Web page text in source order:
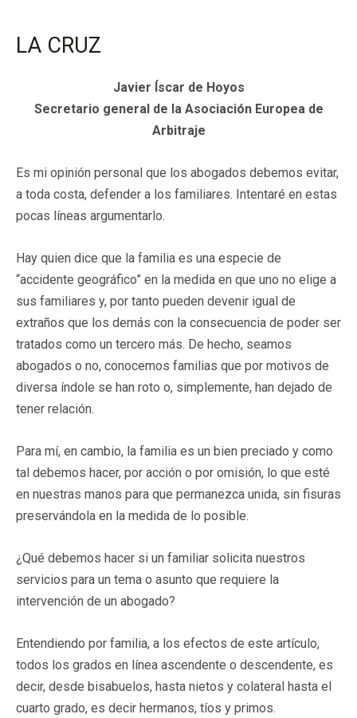
LA CRUZ
Javier Íscar de Hoyos
Secretario general de la Asociación Europea de
Arbitraje
Es mi opinión personal que los abogados debemos evitar,
a toda costa, defender a los familiares. Intentaré en estas
pocas líneas argumentarlo.
Hay quien dice que la familia es una especie de
“accidente geográfico” en la medida en que uno no elige a
sus familiares y, por tanto pueden devenir igual de
extraños que los demás con la consecuencia de poder ser
tratados como un tercero más. De hecho, seamos
abogados o no, conocemos familias que por motivos de
diversa índole se han roto o, simplemente, han dejado de
tener relación.
Para mí, en cambio, la familia es un bien preciado y como
tal debemos hacer, por acción o por omisión, lo que esté
en nuestras manos para que permanezca unida, sin fisuras
preservándola en la medida de lo posible.
¿Qué debemos hacer si un familiar solicita nuestros
servicios para un tema o asunto que requiere la
intervención de un abogado?
Entendiendo por familia, a los efectos de este artículo,
todos los grados en línea ascendente o descendente, es
decir, desde bisabuelos, hasta nietos y colateral hasta el
cuarto grado, es decir hermanos, tíos y primos.